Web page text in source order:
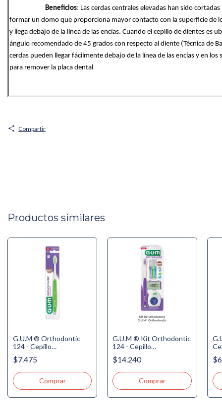
Beneficios: Las cerdas centrales elevadas han sido cortadas
formar un domo que proporciona mayor contacto con la superficie de
y llega debajo de la línea de las encías. Cuando el cepillo de dientes es
ángulo recomendado de 45 grados con respecto al diente (Técnica de
cerdas pueden llegar fácilmente debajo de la línea de las encías y en los
para remover la placa dental
Compartir
Productos similares
G.U.M ® Orthodontic
124 - Cepillo
Ortodóntico - 4 Hileras -
c/Tapa
$7.475
G.U.M ® Kit Orthodontic
124 - Cepillo
Ortodóntico, 3
Proxabrush, Cera de
Ortodoncia, Hilo de
Ortodoncia 5 usos
$14.240